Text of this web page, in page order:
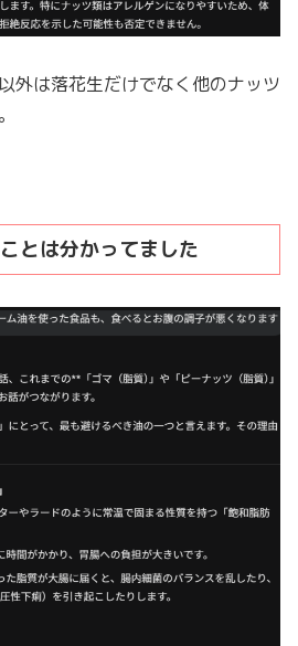
外は落花生だけでなく他のナッツ
とは分かってました